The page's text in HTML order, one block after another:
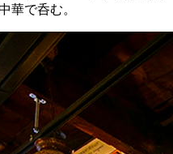
華で呑む。